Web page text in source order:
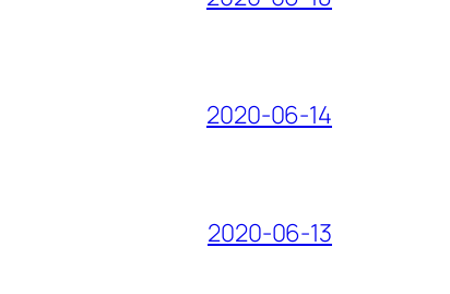
2020-06-14
2020-06-13